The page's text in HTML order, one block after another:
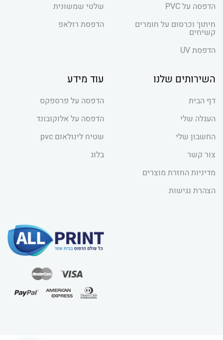
הדפסה על PVC
חיתוך וכרסום על חומרים
קשיחים
הדפסת UV
שלטי שמשונית
הדפסת רולאפ
השירותים שלנו
דף הבית
העגלה שלי
החשבון שלי
צור קשר
מדיניות החזרת מוצרים
הצהרת נגישות
עוד מידע
הדפסה על פרספקס
הדפסה על אלוקובונד
שטיח לינולאום pvc
בלוג